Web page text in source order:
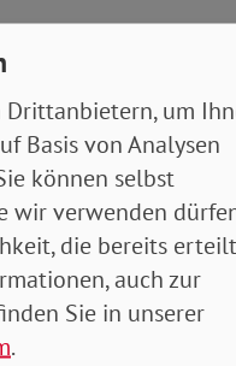
Mutlu lobte die
dabei, als ich
sehr gefreut und die
Dabei sei
sondern
werden.
Drittanbietern, um
Basis von Analysen
können selbst
wir verwenden
die bereits
auch zur
Sie in unserer
.